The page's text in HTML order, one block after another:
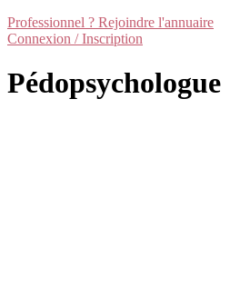
Professionnel ? Rejoindre l'annuaire
Connexion / Inscription
Pédopsychologue